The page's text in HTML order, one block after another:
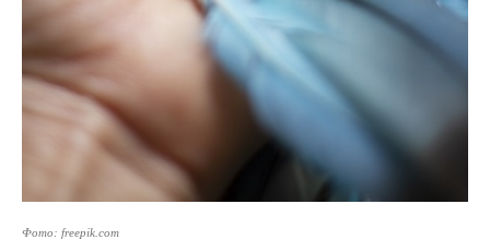
Фото: freepik.com